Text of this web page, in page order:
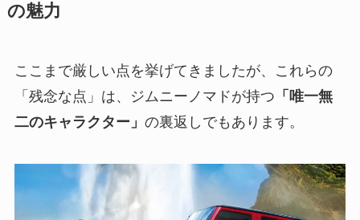
の魅力
ここまで厳しい点を挙げてきましたが、これらの
「残念な点」は、ジムニーノマドが持つ 「唯一無
二のキャラクター」 の裏返しでもあります。